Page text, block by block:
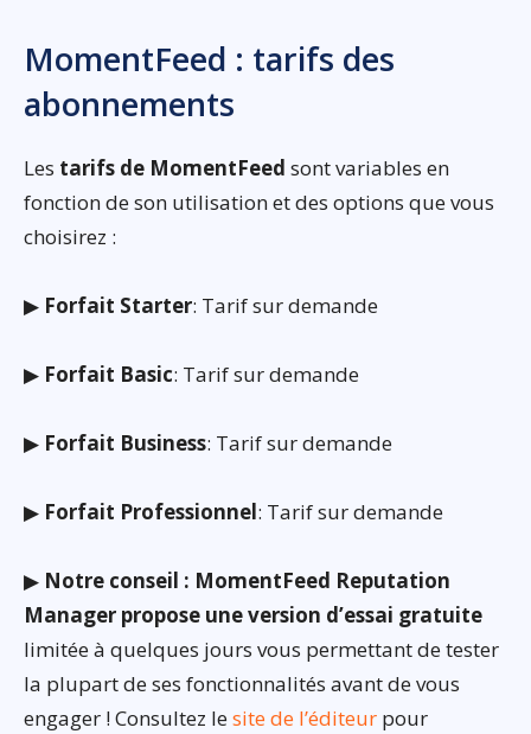
MomentFeed : tarifs des
abonnements
Les tarifs de MomentFeed sont variables en
fonction de son utilisation et des options que vous
choisirez :
▶ Forfait Starter: Tarif sur demande
▶ Forfait Basic: Tarif sur demande
▶ Forfait Business: Tarif sur demande
▶ Forfait Professionnel: Tarif sur demande
▶ Notre conseil : MomentFeed Reputation
Manager propose une version d’essai gratuite
limitée à quelques jours vous permettant de tester
la plupart de ses fonctionnalités avant de vous
engager ! Consultez lesite de l’éditeur pour